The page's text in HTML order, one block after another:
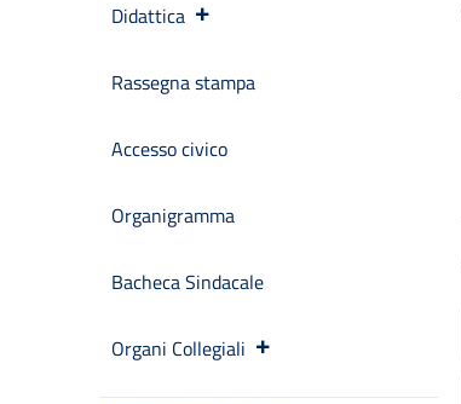
Didattica
Rassegna stampa
Accesso civico
Organigramma
Bacheca Sindacale
Organi Collegiali